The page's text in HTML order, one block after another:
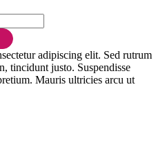
adipiscing elit. Sed rutrum
tincidunt justo. Suspendisse
Mauris ultricies arcu ut